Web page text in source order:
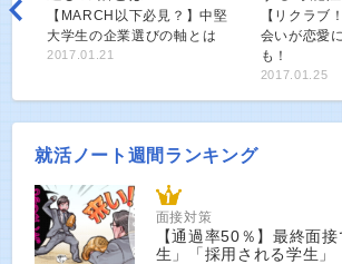
【MARCH以下必見？】中堅
大学生の企業選びの軸とは
2017.01.21
【リクラブ
会いが恋愛
も！
2017.01.25
就活ノート週間ランキング
面接対策
【通過率50％】最終面
生」「採用される学生」